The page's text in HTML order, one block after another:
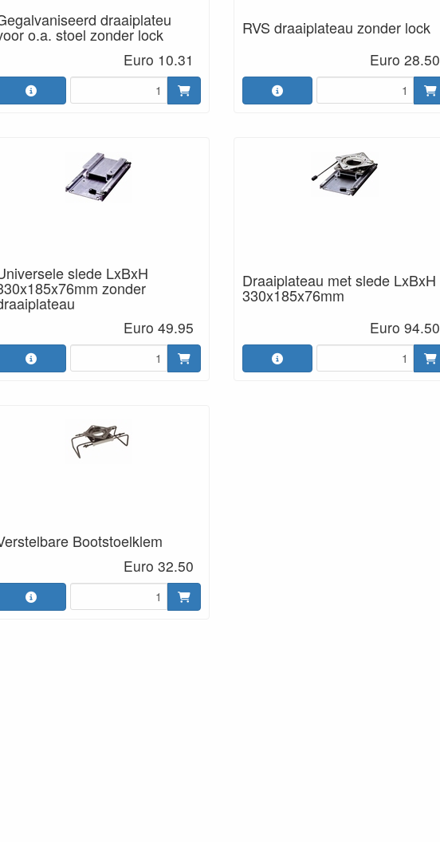
draaiplateu
o.a. stoel zonder lock
Euro 10.31
RVS draaiplateau zonder lock
Euro 28.50
slede LxBxH
zonder
Euro 49.95
Draaiplateau met slede LxBxH
330x185x76mm
Euro 94.50
Bootstoelklem
Euro 32.50